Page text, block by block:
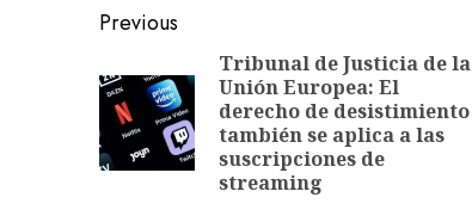
Previous
Tribunal de Justicia de la
Unión Europea: El
derecho de desistimiento
también se aplica a las
suscripciones de
streaming